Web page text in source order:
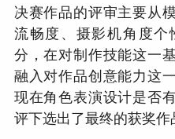
决赛作品的评审主要从
流畅度、摄影机角度
分，在对制作技能这一
融入对作品创意能力这
现在角色表演设计是否
评下选出了最终的获奖作